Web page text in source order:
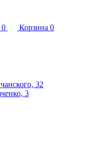
0 Корзина 0
32
3